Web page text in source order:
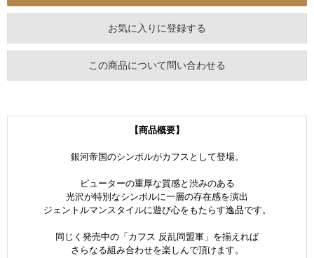
お気に入りに登録する
この商品について問い合わせる
【商品概要】
銀河帝国のシンボルがカフスとして登場。
ピューターの重厚な質感と渋みのある
光沢が特別なシンボルに一層の存在感を演出
ジェントルマンスタイルに遊び心をもたらす逸品です。
同じく発売中の「カフス 反乱同盟軍」を揃えれば
さらなる組み合わせを楽しんで頂けます。